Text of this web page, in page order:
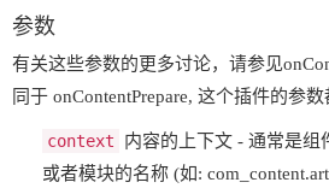
参数
有关这些参数的更多讨论，请参见
同于 onContentPrepare, 这个插件的参
context
内容的上下文 - 通常是组
或者模块的名称 (如: